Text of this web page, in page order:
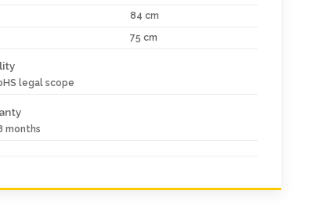
84 cm
75 cm
legal scope
months